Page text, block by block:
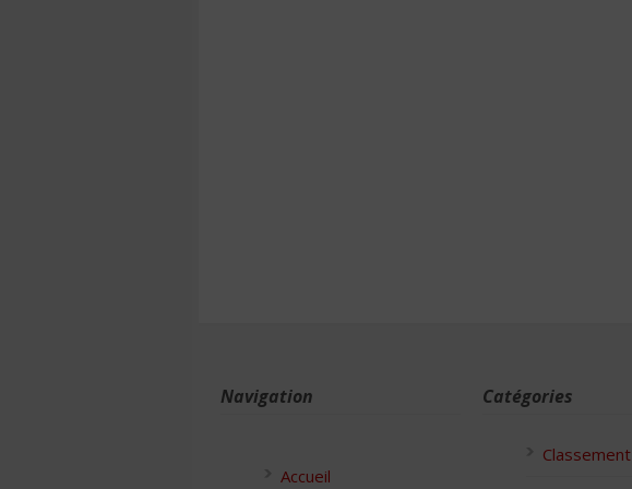
Navigation
Accueil
Catégories
Classement